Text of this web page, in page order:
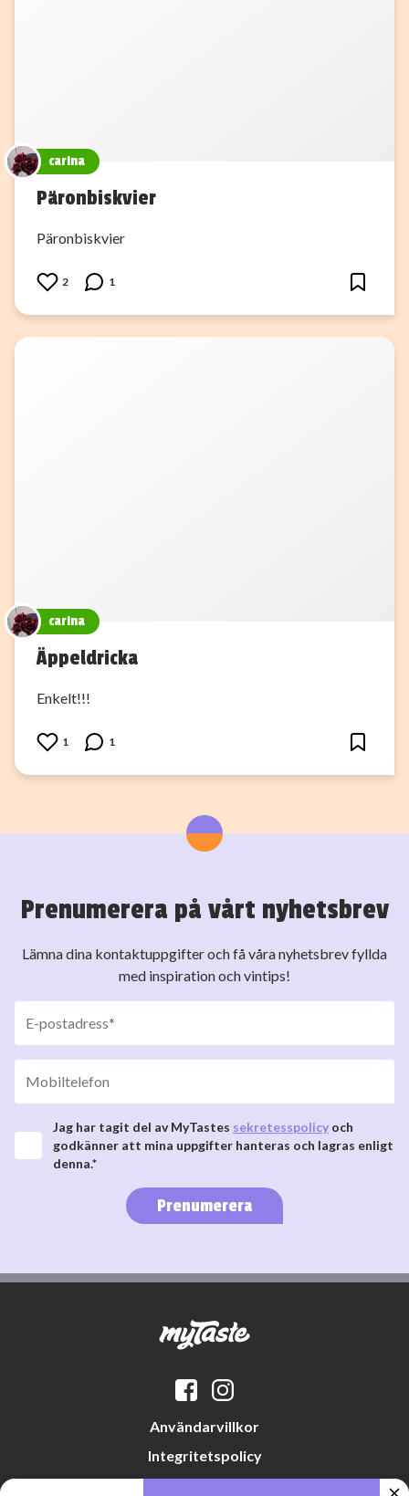
carina
Päronbiskvier
Päronbiskvier
2 1
carina
Äppeldricka
Enkelt!!!
1 1
Prenumerera på vårt nyhetsbrev
Lämna dina kontaktuppgifter och få våra nyhetsbrev fyllda
med inspiration och vintips!
Jag har tagit del av MyTastes sekretesspolicy och
godkänner att mina uppgifter hanteras och lagras enligt
denna.*
Prenumerera
Användarvillkor
Integritetspolicy